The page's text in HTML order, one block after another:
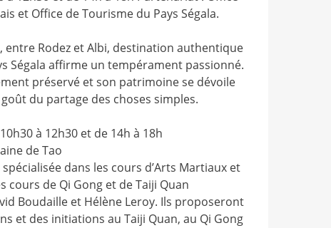
et Office de Tourisme du Pays Ségala.
entre Rodez et Albi, destination authentique
Ségala affirme un tempérament passionné.
préservé et son patrimoine se dévoile
du partage des choses simples.
à 12h30 et de 14h à 18h
de Tao
dans les cours d’Arts Martiaux et
cours de Qi Gong et de Taiji Quan
Boudaille et Hélène Leroy. Ils proposeront
et des initiations au Taiji Quan, au Qi Gong